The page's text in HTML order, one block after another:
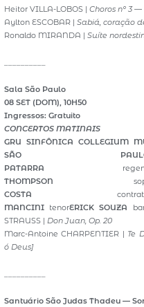
Heitor VILLA-LOBOS | Choros nº 3
Aylton ESCOBAR | Sabiá, coração
Ronaldo MIRANDA | Suíte
Sala São Paulo
08 SET (DOM), 10H50
Ingressos: Gratuito
CONCERTOS MATINAIS
GRU SINFÔNICA COLLEGIUM
SÃO
PATARRA
THOMPSON
COSTA
MANCINI tenorERICK SOUZA
STRAUSS | Don Juan, Op. 20
Marc-Antoine CHARPENTIER | Te
ó Deus]
Santuário São Judas Thadeu —